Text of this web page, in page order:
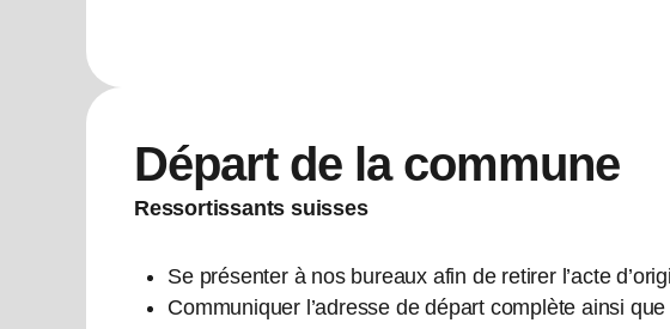
Départ de la commune
Ressortissants suisses
Se présenter à nos bureaux afin de retirer l’acte
Communiquer l’adresse de départ complète ainsi